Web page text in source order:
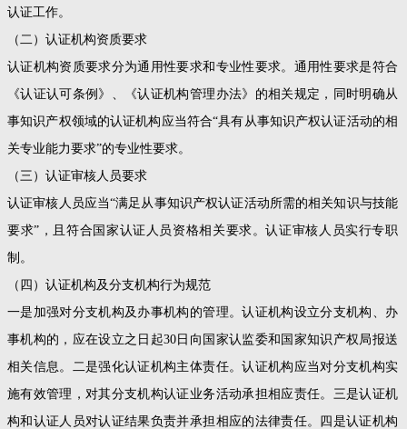
认证工作。
（二）认证机构资质要求
认证机构资质要求分为通用性要求和专业性要求。通用性要求是符合
《认证认可条例》、《认证机构管理办法》的相关规定，同时明确从
事知识产权领域的认证机构应当符合“具有从事知识产权认证活动的相
关专业能力要求”的专业性要求。
（三）认证审核人员要求
认证审核人员应当“满足从事知识产权认证活动所需的相关知识与技能
要求”，且符合国家认证人员资格相关要求。认证审核人员实行专职
制。
（四）认证机构及分支机构行为规范
一是加强对分支机构及办事机构的管理。认证机构设立分支机构、办
事机构的，应在设立之日起30日向国家认监委和国家知识产权局报送
相关信息。二是强化认证机构主体责任。认证机构应当对分支机构实
施有效管理，对其分支机构认证业务活动承担相应责任。三是认证机
构和认证人员对认证结果负责并承担相应的法律责任。四是认证机构